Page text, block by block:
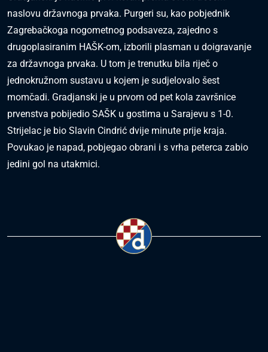
naslovu državnoga prvaka. Purgeri su, kao pobjednik
Zagrebačkoga nogometnog podsaveza, zajedno s
drugoplasiranim HAŠK-om, izborili plasman u doigravanje
za državnoga prvaka. U tom je trenutku bila riječ o
jednokružnom sustavu u kojem je sudjelovalo šest
momčadi. Gradjanski je u prvom od pet kola završnice
prvenstva pobijedio SAŠK u gostima u Sarajevu s 1-0.
Strijelac je bio Slavin Cindrić dvije minute prije kraja.
Povukao je napad, pobjegao obrani i s vrha peterca zabio
jedini gol na utakmici.